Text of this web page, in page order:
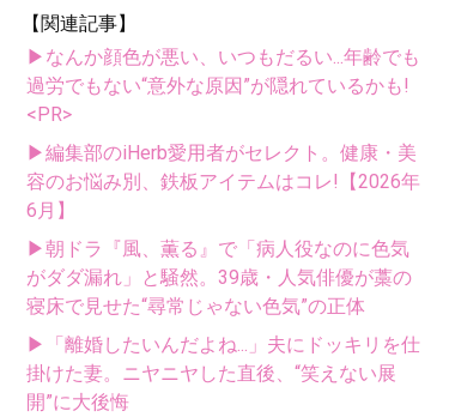
【関連記事】
▶なんか顔色が悪い、いつもだるい...年齢でも
過労でもない“意外な原因”が隠れているかも!
<PR>
▶編集部のiHerb愛用者がセレクト。健康・美
容のお悩み別、鉄板アイテムはコレ!【2026年
6月】
▶朝ドラ『風、薫る』で「病人役なのに色気
がダダ漏れ」と騒然。39歳・人気俳優が藁の
寝床で見せた“尋常じゃない色気”の正体
▶「離婚したいんだよね...」夫にドッキリを仕
掛けた妻。ニヤニヤした直後、“笑えない展
開”に大後悔